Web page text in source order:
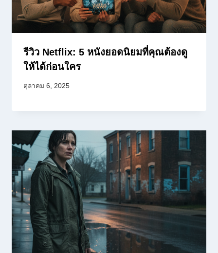
รีวิว Netflix: 5 หนังยอดนิยมที่คุณต้องดู
ให้ได้ก่อนใคร
ตุลาคม 6, 2025